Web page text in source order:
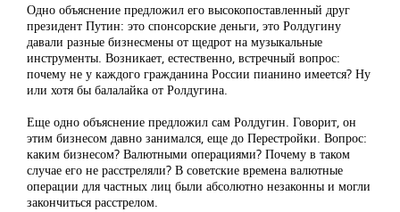
Одно объяснение предложил его высокопоставленный друг
президент Путин: это спонсорские деньги, это Ролдугину
давали разные бизнесмены от щедрот на музыкальные
инструменты. Возникает, естественно, встречный вопрос:
почему не у каждого гражданина России пианино имеется? Ну
или хотя бы балалайка от Ролдугина.
Еще одно объяснение предложил сам Ролдугин. Говорит, он
этим бизнесом давно занимался, еще до Перестройки. Вопрос:
каким бизнесом? Валютными операциями? Почему в таком
случае его не расстреляли? В советские времена валютные
операции для частных лиц были абсолютно незаконны и могли
закончиться расстрелом.